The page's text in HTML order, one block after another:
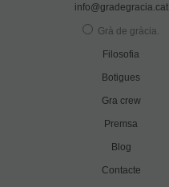
info@gradegracia.cat
Grà de gràcia
Filosofia
Botigues
Gra crew
Premsa
Blog
Contacte